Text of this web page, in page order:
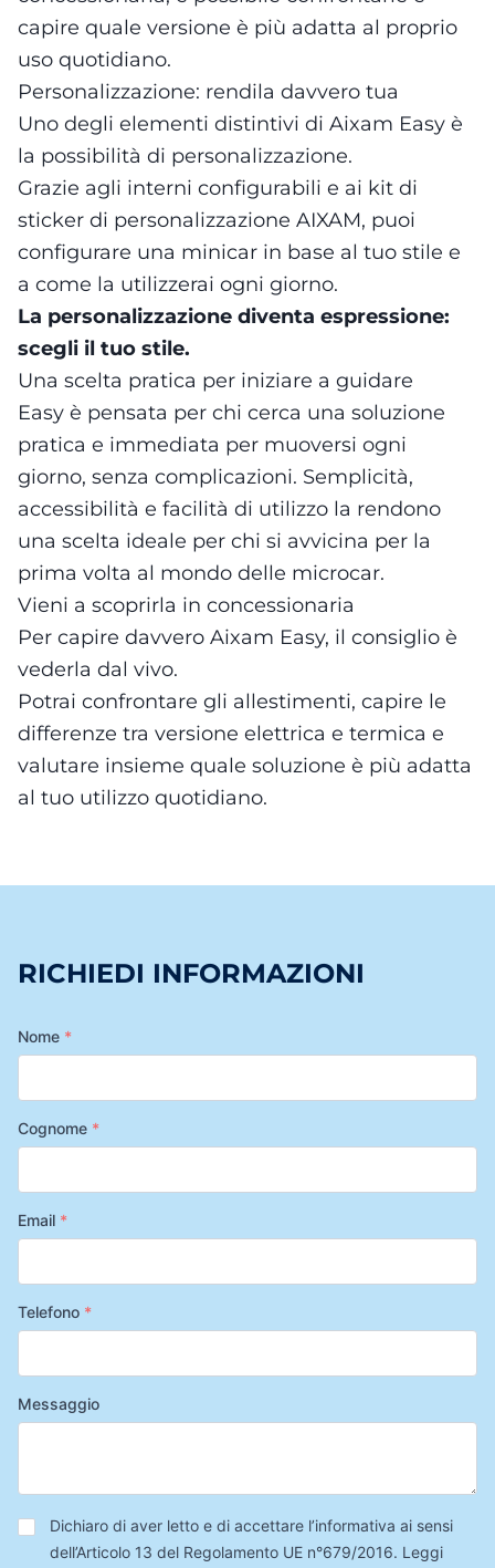
capire quale versione è più adatta al proprio
uso quotidiano.
Personalizzazione: rendila davvero tua
Uno degli elementi distintivi di Aixam Easy è
la possibilità di personalizzazione.
Grazie agli interni configurabili e ai kit di
sticker di personalizzazione AIXAM, puoi
configurare una minicar in base al tuo stile e
a come la utilizzerai ogni giorno.
La personalizzazione diventa espressione:
scegli il tuo stile.
Una scelta pratica per iniziare a guidare
Easy è pensata per chi cerca una soluzione
pratica e immediata per muoversi ogni
giorno, senza complicazioni. Semplicità,
accessibilità e facilità di utilizzo la rendono
una scelta ideale per chi si avvicina per la
prima volta al mondo delle microcar.
Vieni a scoprirla in concessionaria
Per capire davvero Aixam Easy, il consiglio è
vederla dal vivo.
Potrai confrontare gli allestimenti, capire le
differenze tra versione elettrica e termica e
valutare insieme quale soluzione è più adatta
al tuo utilizzo quotidiano.
RICHIEDI INFORMAZIONI
Nome *
Cognome *
Email *
Telefono *
Messaggio
Privacy*
Dichiaro di aver letto e di accettare l’informativa ai sensi
dell’Articolo 13 del Regolamento UE n°679/2016. Leggi